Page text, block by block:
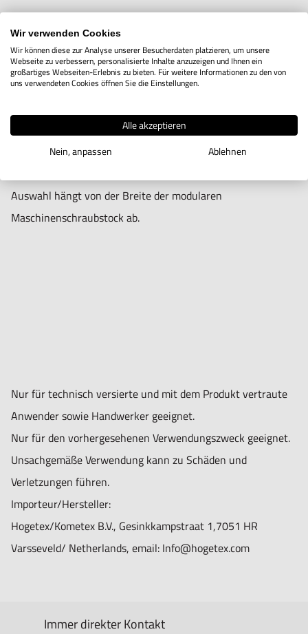
IN DEN WARENKORB
Produktbeschreibung
Drehteller für modulare Maschinenspanner mit den
Auswahl hängt von der Breite der modularen
Maschinenschraubstock ab.
Nur für technisch versierte und mit dem Produkt vertraute
Anwender sowie Handwerker geeignet.
Nur für den vorhergesehenen Verwendungszweck geeignet.
Unsachgemäße Verwendung kann zu Schäden und
Verletzungen führen.
Importeur/Hersteller:
Hogetex/Kometex B.V., Gesinkkampstraat 1,7051 HR
Varsseveld/ Netherlands, email: Info@hogetex.com
Immer direkter Kontakt
Wir verwenden Cookies
Wir können diese zur Analyse unserer Besucherdaten platzieren, um unsere
Webseite zu verbessern, personalisierte Inhalte anzuzeigen und Ihnen ein
großartiges Webseiten-Erlebnis zu bieten. Für weitere Informationen zu den von
uns verwendeten Cookies öffnen Sie die Einstellungen.
Alle akzeptieren
Nein, anpassen
Ablehnen